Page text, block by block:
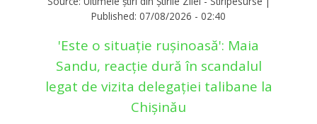
Published: 07/08/2026 - 02:40
'Este o situație rușinoasă': Maia
Sandu, reacție dură în scandalul
legat de vizita delegației talibane la
Chișinău